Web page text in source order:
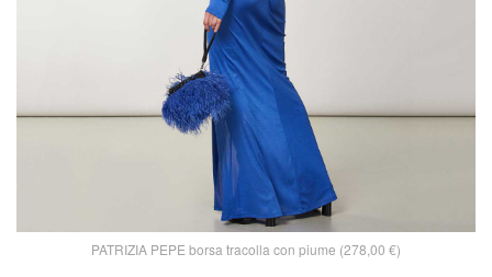
PATRIZIA PEPE borsa tracolla con piume (278,00 €)